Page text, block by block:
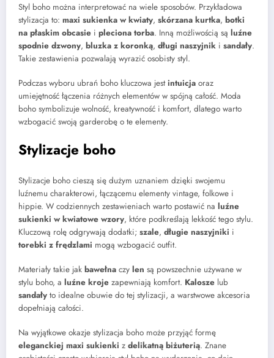
Styl boho można interpretować na wiele sposobów. Przykładowa
stylizacja to: maxi sukienka w kwiaty, skórzana kurtka, botki
na płaskim obcasie i pleciona torba. Inną możliwością są luźne
spodnie dzwony, bluzka z koronką, długi naszyjnik i sandały.
Takie zestawienia pozwalają wyrazić osobisty styl.
Podczas wyboru ubrań boho kluczowa jestintuicja oraz
umiejętność łączenia różnych elementów w spójną całość. Moda
boho symbolizuje wolność, kreatywność i komfort, dlatego warto
wzbogacić swoją garderobę o te elementy.
Stylizacje boho
Stylizacje boho cieszą się dużym uznaniem dzięki swojemu
luźnemu charakterowi, łączącemu elementy vintage, folkowe i
hippie. W codziennych zestawieniach warto postawić na luźne
sukienki w kwiatowe wzory, które podkreślają lekkość tego stylu.
Kluczową rolę odgrywają dodatki; szale, długie naszyjniki i
torebki z frędzlami mogą wzbogacić outfit.
Materiały takie jak bawełna czy len są powszechnie używane w
stylu boho, a luźne kroje zapewniają komfort. Kalosze lub
sandały to idealne obuwie do tej stylizacji, a warstwowe akcesoria
dopełniają całości.
Na wyjątkowe okazje stylizacja boho może przyjąć formę
eleganckiej maxi sukienki z delikatną biżuterią. Znane